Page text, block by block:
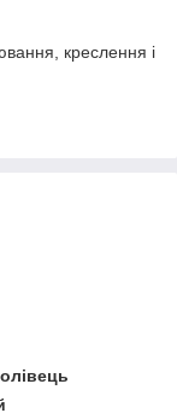
креслення і